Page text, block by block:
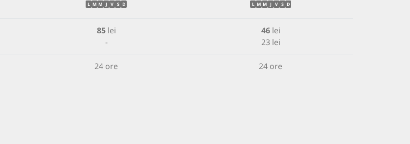
L M M J V S D L M M J V S D
85lei
-
46lei
23 lei
24 ore 24 ore